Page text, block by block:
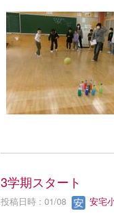
3学期スタート
投稿日時 : 01/08 安宅